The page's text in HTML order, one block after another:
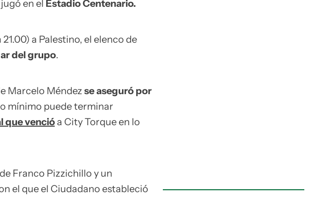
en el Estadio Centenario.
a Palestino, el elenco de
del grupo.
Marcelo Méndez se aseguró por
mínimo puede terminar
que vencióa City Torque en lo
Franco Pizzichillo y un
el que el Ciudadano estableció